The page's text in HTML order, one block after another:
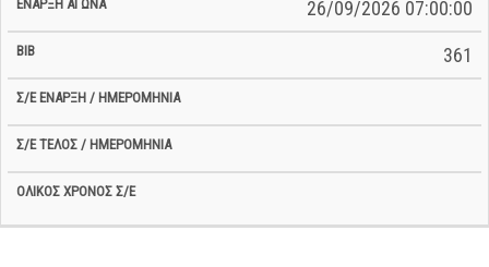
26/09/2026 07:00:00
361